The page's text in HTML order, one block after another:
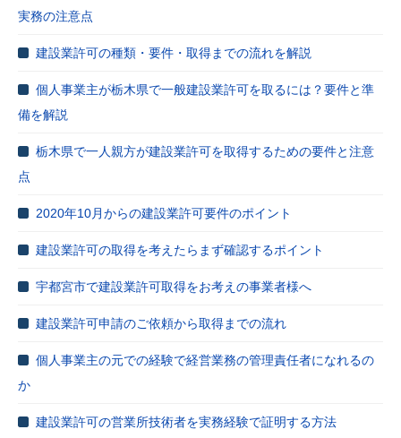
実務の注意点
建設業許可の種類・要件・取得までの流れを解説
個人事業主が栃木県で一般建設業許可を取るには？要件と準
備を解説
栃木県で一人親方が建設業許可を取得するための要件と注意
点
2020年10月からの建設業許可要件のポイント
建設業許可の取得を考えたらまず確認するポイント
宇都宮市で建設業許可取得をお考えの事業者様へ
建設業許可申請のご依頼から取得までの流れ
個人事業主の元での経験で経営業務の管理責任者になれるの
か
建設業許可の営業所技術者を実務経験で証明する方法